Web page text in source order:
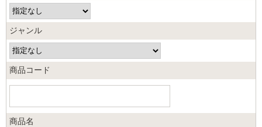
ジャンル
商品コード
商品名